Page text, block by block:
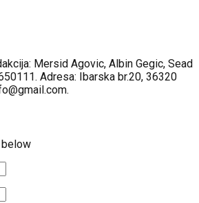
Mersid Agovic, Albin Gegic, Sead
Adresa: Ibarska br.20, 36320
.
below